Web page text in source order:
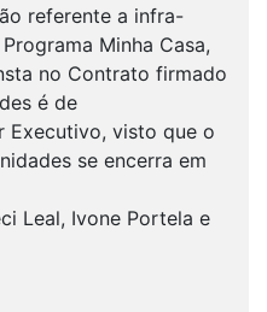
referente a infra-
Minha Casa,
no Contrato firmado
é de
Executivo, visto que o
se encerra em
Leal, Ivone Portela e